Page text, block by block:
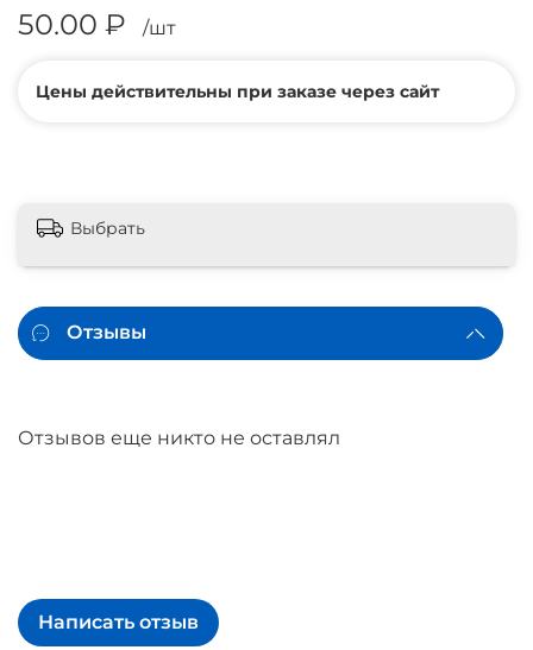
50.00 ₽ /шт
Цены действительны при заказе через сайт
Выбрать
Отзывы
Отзывов еще никто не оставлял
Написать отзыв